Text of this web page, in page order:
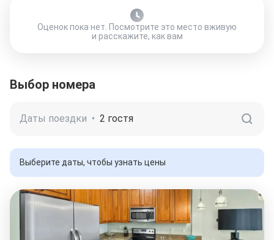
Оценок пока нет. Посмотрите это место вживую
и расскажите, как вам
Выбор номера
Даты поездки • 2 гостя
Выберите даты, чтобы узнать цены